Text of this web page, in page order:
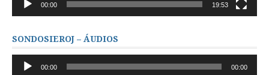
00:00 19:53
SONDOSIEROJ – ÁUDIOS
Tocador
00:00 00:00